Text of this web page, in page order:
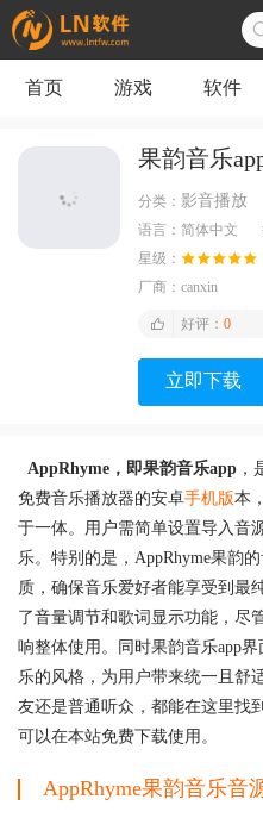
首页 游戏 软件
果韵音乐
分类： 影音播放
语言： 简体中文
星级：
厂商： canxin
好评： 0
立即下载
AppRhyme，即果韵音乐app ，
免费音乐播放器的安卓手机版本
于一体。用户需简单设置导入音
乐。特别的是，AppRhyme果韵
质，确保音乐爱好者能享受到最
了音量调节和歌词显示功能，尽
响整体使用。同时果韵音乐app
乐的风格，为用户带来统一且舒
友还是普通听众，都能在这里找
可以在本站免费下载使用。
AppRhyme果韵音乐音